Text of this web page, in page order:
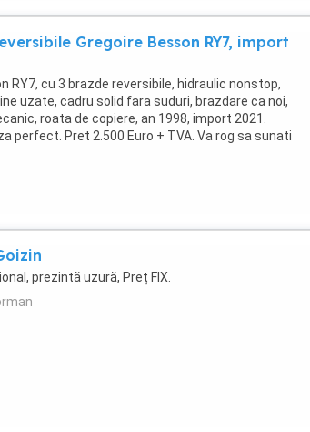
Gregoire Besson RY7, import
RY7, cu 3 brazde reversibile, hidraulic nonstop,
uzate, cadru solid fara suduri, brazdare ca noi,
roata de copiere, an 1998, import 2021.
perfect. Pret 2.500 Euro + TVA. Va rog sa sunati
...
prezintă uzură, Preț FIX.